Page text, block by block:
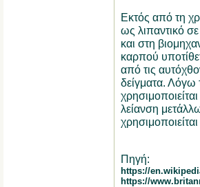
Εκτός από τη
ως λιπαντικό
και στη
καρπού
από τις
δείγματα. Λόγω
λείανση
Πηγή:
https://
https://